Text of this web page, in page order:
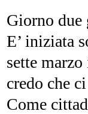
Giorno due
E’ iniziata
sette
credo che
Come